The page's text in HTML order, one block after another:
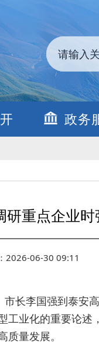
政务
研重点企业
2026-06-30 09:11
市长李国强到泰安
工业化的重要论
量发展。